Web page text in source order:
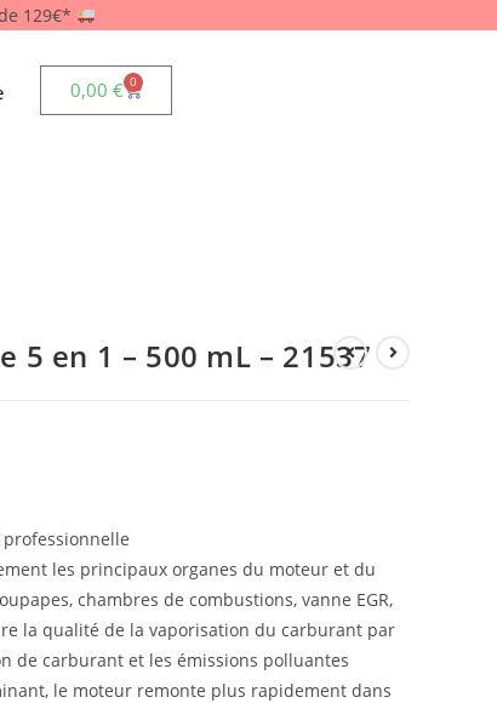
129€*
0,00 € 0
5 en 1 – 500 mL – 21537
les principaux organes du moteur et du
chambres de combustions, vanne EGR,
la qualité de la vaporisation du carburant par
de carburant et les émissions polluantes
le moteur remonte plus rapidement dans